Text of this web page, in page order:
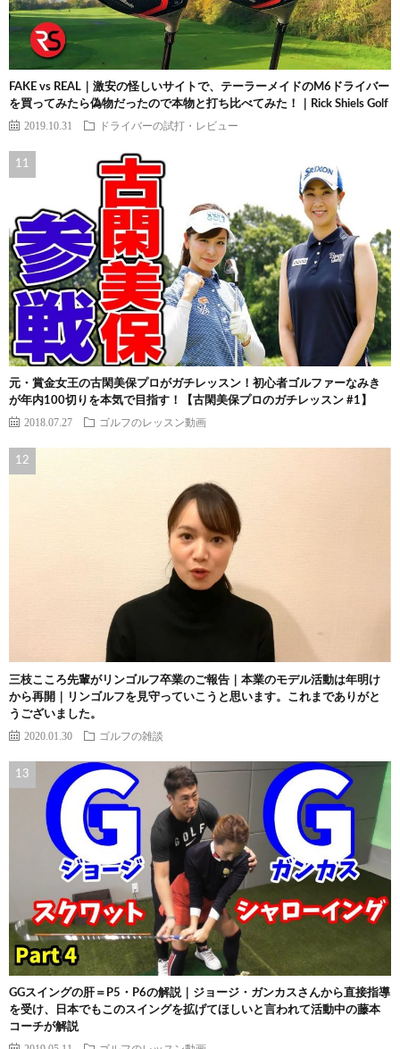
FAKE vs REAL｜激安の怪しいサイトで、テーラーメイドのM6ドライバー
を買ってみたら偽物だったので本物と打ち比べてみた！｜Rick Shiels Golf
2019.10.31 ドライバーの試打・レビュー
元・賞金女王の古閑美保プロがガチレッスン！初心者ゴルファーなみき
が年内100切りを本気で目指す！【古閑美保プロのガチレッスン #1】
2018.07.27 ゴルフのレッスン動画
三枝こころ先輩がリンゴルフ卒業のご報告｜本業のモデル活動は年明け
から再開｜リンゴルフを見守っていこうと思います。これまでありがと
うございました。
2020.01.30 ゴルフの雑談
GGスイングの肝＝P5・P6の解説｜ジョージ・ガンカスさんから直接指導
を受け、日本でもこのスイングを拡げてほしいと言われて活動中の藤本
コーチが解説